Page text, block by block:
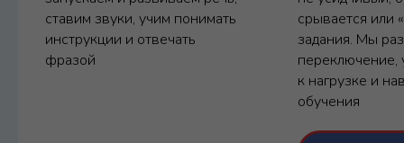
ставим звуки, учим понимать
инструкции и отвечать
фразой
срывается или
задания. Мы
переключение,
к нагрузке и
обучения